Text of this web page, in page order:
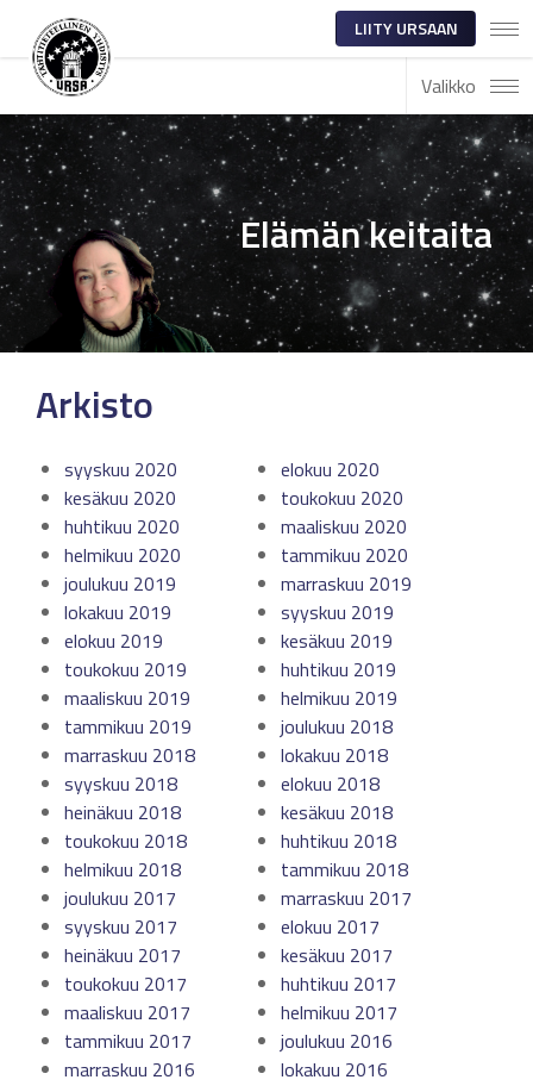
LIITY URSAAN
Valikko
Elämän keitaita
Arkisto
syyskuu 2020
elokuu 2020
kesäkuu 2020
toukokuu 2020
huhtikuu 2020
maaliskuu 2020
helmikuu 2020
tammikuu 2020
joulukuu 2019
marraskuu 2019
lokakuu 2019
syyskuu 2019
elokuu 2019
kesäkuu 2019
toukokuu 2019
huhtikuu 2019
maaliskuu 2019
helmikuu 2019
tammikuu 2019
joulukuu 2018
marraskuu 2018
lokakuu 2018
syyskuu 2018
elokuu 2018
heinäkuu 2018
kesäkuu 2018
toukokuu 2018
huhtikuu 2018
helmikuu 2018
tammikuu 2018
joulukuu 2017
marraskuu 2017
syyskuu 2017
elokuu 2017
heinäkuu 2017
kesäkuu 2017
toukokuu 2017
huhtikuu 2017
maaliskuu 2017
helmikuu 2017
tammikuu 2017
joulukuu 2016
marraskuu 2016
lokakuu 2016